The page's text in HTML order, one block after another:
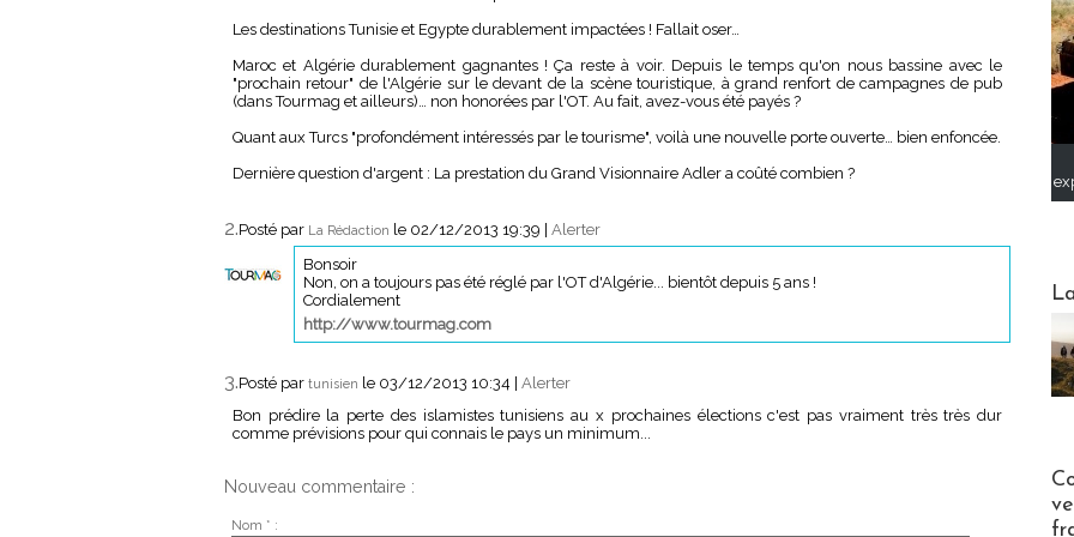
Les destinations Tunisie et Egypte durablement impactées ! Fallait oser…
Maroc et Algérie durablement gagnantes ! Ça reste à voir. Depuis le temps qu'on nous bassine avec le
"prochain retour" de l'Algérie sur le devant de la scène touristique, à grand renfort de campagnes de pub
(dans Tourmag et ailleurs)… non honorées par l'OT. Au fait, avez-vous été payés ?
Quant aux Turcs "profondément intéressés par le tourisme", voilà une nouvelle porte ouverte… bien enfoncée.
Dernière question d'argent : La prestation du Grand Visionnaire Adler a coûté combien ?
2.Posté par La Rédaction le 02/12/2013 19:39
Alerter
Bonsoir
Non, on a toujours pas été réglé par l'OT d'Algérie... bientôt depuis 5 ans !
Cordialement
http://www.tourmag.com
3.Posté par tunisien le 03/12/2013 10:34 | Alerter
Bon prédire la perte des islamistes tunisiens au x prochaines élections c'est pas vraiment très très dur
comme prévisions pour qui connais le pays un minimum...
Nouveau commentaire :
Nom * :